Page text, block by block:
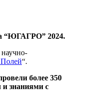
“ЮГАГРО” 2024.
“.
более 350
и знаниями с